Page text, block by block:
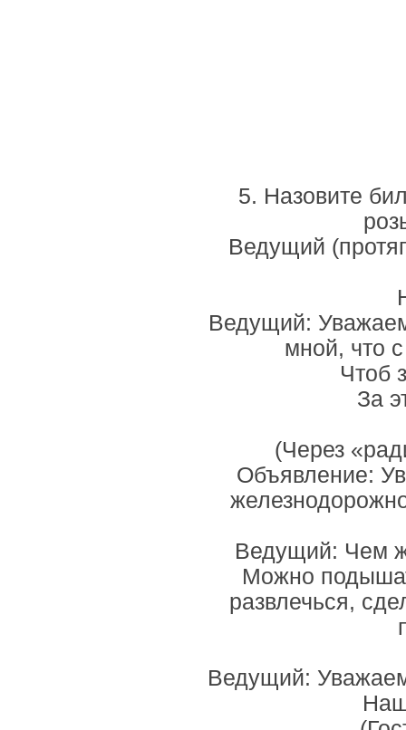
5. Назовите
Ведущий
Ведущий:
мной, что
Чтоб
За
(Через
Объявление:
Ведущий: Чем
Можно
развлечься,
Ведущий: